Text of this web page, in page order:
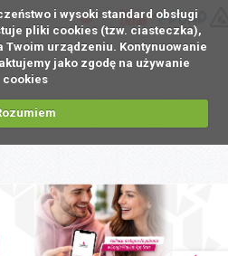
i wysoki standard obsługi
pliki cookies (tzw. ciasteczka),
Twoim urządzeniu. Kontynuowanie
jako zgodę na używanie
cookies
PL